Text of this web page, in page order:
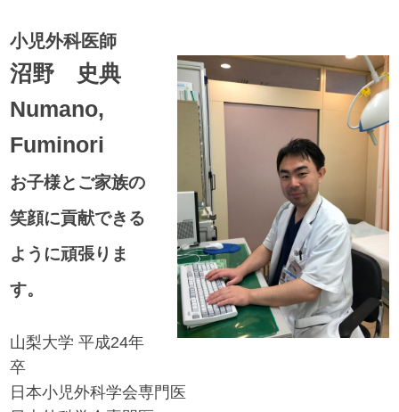
小児外科医師
沼野 史典
Numano,
Fuminori
お子様とご家族の
笑顔に貢献できる
ように頑張りま
す。
山梨大学 平成24年
卒
日本小児外科学会専門医